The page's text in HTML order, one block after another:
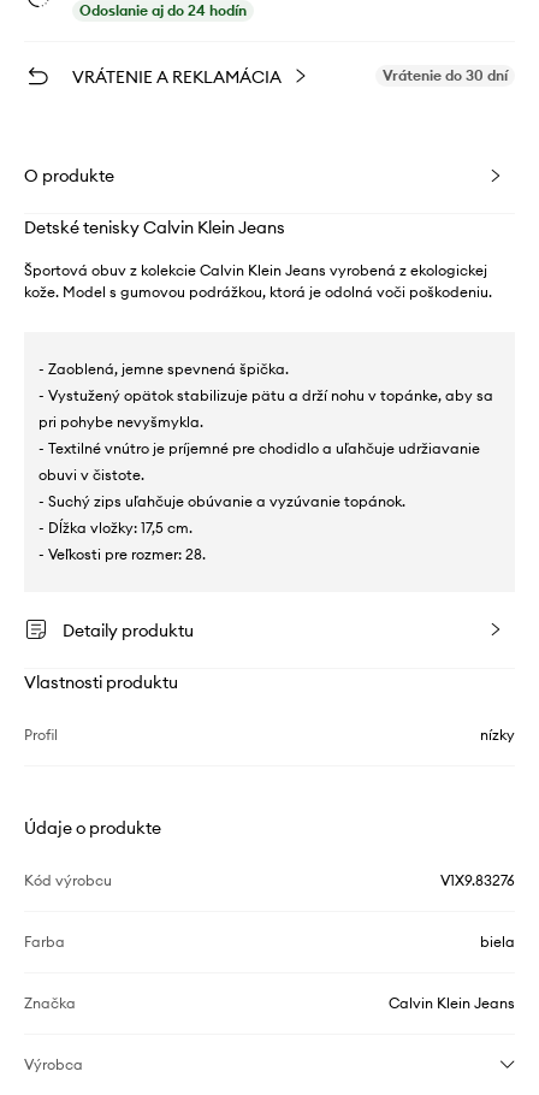
Odoslanie aj do 24 hodín
VRÁTENIE A REKLAMÁCIA Vrátenie do 30 dní
O produkte
Detské tenisky Calvin Klein Jeans
Športová obuv z kolekcie Calvin Klein Jeans vyrobená z ekologickej
kože. Model s gumovou podrážkou, ktorá je odolná voči poškodeniu.
- Zaoblená, jemne spevnená špička.
- Vystužený opätok stabilizuje pätu a drží nohu v topánke, aby sa
pri pohybe nevyšmykla.
- Textilné vnútro je príjemné pre chodidlo a uľahčuje udržiavanie
obuvi v čistote.
- Suchý zips uľahčuje obúvanie a vyzúvanie topánok.
- Dĺžka vložky: 17,5 cm.
- Veľkosti pre rozmer: 28.
Detaily produktu
Vlastnosti produktu
Profil nízky
Údaje o produkte
Kód výrobcu V1X9.83276
Farba biela
Značka Calvin Klein Jeans
Výrobca